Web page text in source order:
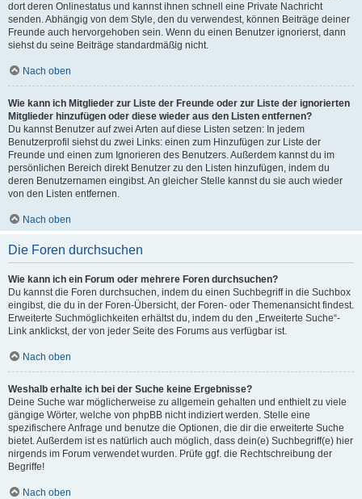
dort deren Onlinestatus und kannst ihnen schnell eine Private Nachricht
senden. Abhängig von dem Style, den du verwendest, können Beiträge deiner
Freunde auch hervorgehoben sein. Wenn du einen Benutzer ignorierst, dann
siehst du seine Beiträge standardmäßig nicht.
Nach oben
Wie kann ich Mitglieder zur Liste der Freunde oder zur Liste der ignorierten
Mitglieder hinzufügen oder diese wieder aus den Listen entfernen?
Du kannst Benutzer auf zwei Arten auf diese Listen setzen: In jedem
Benutzerprofil siehst du zwei Links: einen zum Hinzufügen zur Liste der
Freunde und einen zum Ignorieren des Benutzers. Außerdem kannst du im
persönlichen Bereich direkt Benutzer zu den Listen hinzufügen, indem du
deren Benutzernamen eingibst. An gleicher Stelle kannst du sie auch wieder
von den Listen entfernen.
Nach oben
Die Foren durchsuchen
Wie kann ich ein Forum oder mehrere Foren durchsuchen?
Du kannst die Foren durchsuchen, indem du einen Suchbegriff in die Suchbox
eingibst, die du in der Foren-Übersicht, der Foren- oder Themenansicht findest.
Erweiterte Suchmöglichkeiten erhältst du, indem du den „Erweiterte Suche“-
Link anklickst, der von jeder Seite des Forums aus verfügbar ist.
Nach oben
Weshalb erhalte ich bei der Suche keine Ergebnisse?
Deine Suche war möglicherweise zu allgemein gehalten und enthielt zu viele
gängige Wörter, welche von phpBB nicht indiziert werden. Stelle eine
spezifischere Anfrage und benutze die Optionen, die dir die erweiterte Suche
bietet. Außerdem ist es natürlich auch möglich, dass dein(e) Suchbegriff(e) hier
nirgends im Forum verwendet wurden. Prüfe ggf. die Rechtschreibung der
Begriffe!
Nach oben